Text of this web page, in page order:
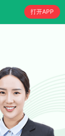
打开APP